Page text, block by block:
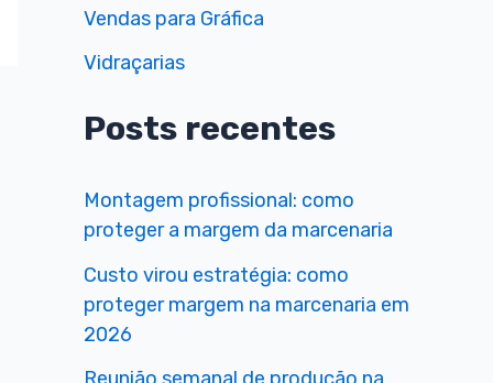
Vendas para Gráfica
Vidraçarias
Posts recentes
Montagem profissional: como
proteger a margem da marcenaria
Custo virou estratégia: como
proteger margem na marcenaria em
2026